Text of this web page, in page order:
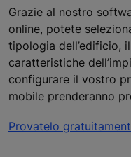
Grazie al nostro
online, potete
tipologia dell’edificio,
caratteristiche
configurare il vostro
mobile prenderanno
Provatelo